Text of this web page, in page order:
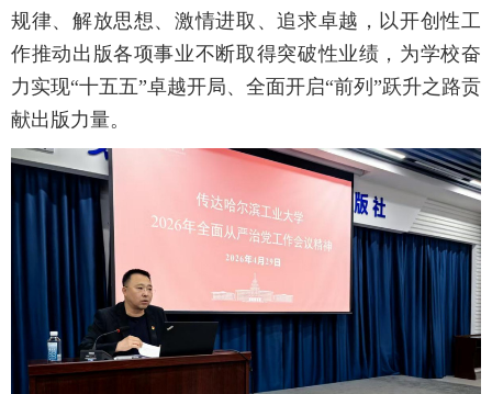
规律、解放思想、激情进取、追求卓越，以开创性工
作推动出版各项事业不断取得突破性业绩，为学校奋
力实现“十五五”卓越开局、全面开启“前列”跃升之路贡
献出版力量。